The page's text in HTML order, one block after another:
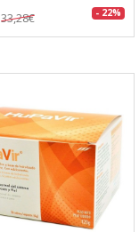
33,28€ - 22%